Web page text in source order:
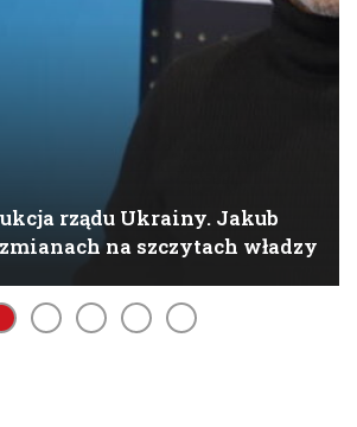
rządu Ukrainy. Jakub
na szczytach władzy